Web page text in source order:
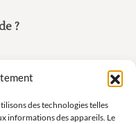
des technologies telles
informations des appareils. Le
?